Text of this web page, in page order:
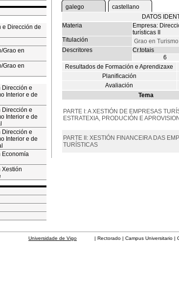
e Dirección de
Grao en
Grao en
Dirección e
Interior e de
Dirección e
Interior e de
Dirección e
Interior e de
Economía
Xestión
galego
castellano
DATOS
Materia
Empresa:
turísticas II
Titulación
Grao en Turismo
Descritores
Cr.totais
6
Resultados de Formación e Aprendizaxe
Planificación
Avaliación
Tema
PARTE I: A XESTIÓN DE EMPRESAS
ESTRATEXIA, PRODUCIÓN E
PARTE II: XESTIÓN FINANCEIRA DAS
TURÍSTICAS
Universidade de Vigo | Rectorado | Campus Universitario |